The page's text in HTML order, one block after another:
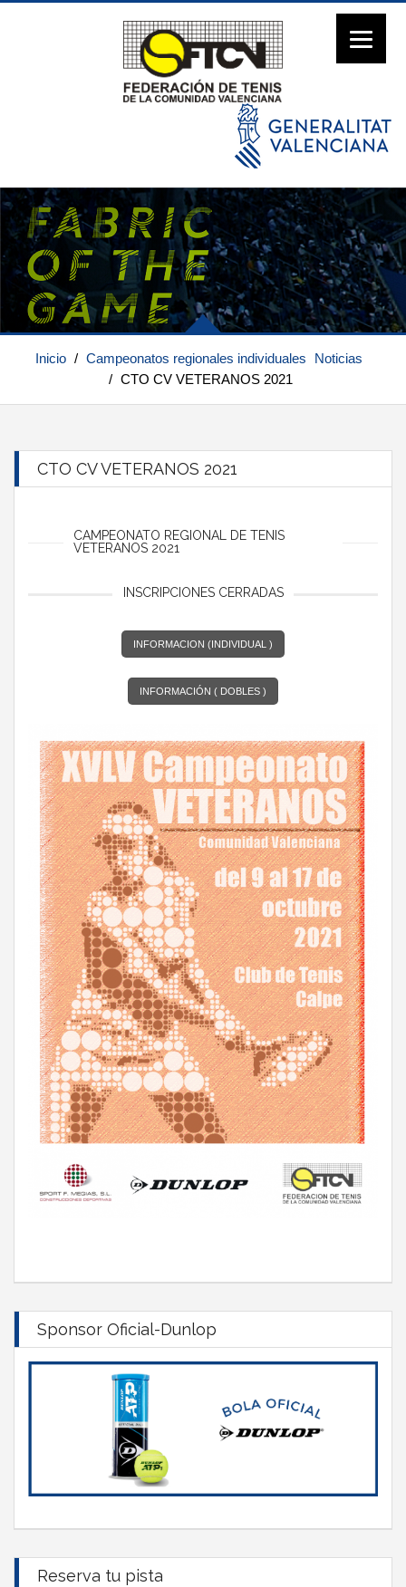
Inicio / Campeonatos regionales individuales
Noticias
/ CTO CV VETERANOS 2021
CTO CV VETERANOS 2021
CAMPEONATO REGIONAL DE TENIS
VETERANOS 2021
INSCRIPCIONES CERRADAS
INFORMACION (INDIVIDUAL )
INFORMACIÓN ( DOBLES )
Sponsor Oficial-Dunlop
Reserva tu pista